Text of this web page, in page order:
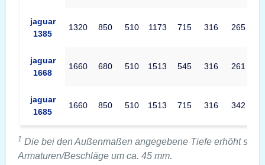
jaguar
1385
1320 850 510 1173 715 316 265
jaguar
1668
1660 680 510 1513 545 316 261
jaguar
1685
1660 850 510 1513 715 316 342
1 Die bei den Außenmaßen angegebene Tiefe erhöht sich
Armaturen/Beschläge um ca. 45 mm.